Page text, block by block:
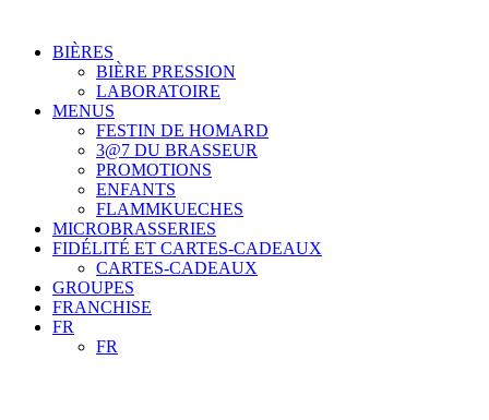
BIÈRES
BIÈRE PRESSION
LABORATOIRE
MENUS
FESTIN DE HOMARD
3@7 DU BRASSEUR
PROMOTIONS
ENFANTS
FLAMMKUECHES
MICROBRASSERIES
FIDÉLITÉ ET CARTES-CADEAUX
CARTES-CADEAUX
GROUPES
FRANCHISE
FR
FR